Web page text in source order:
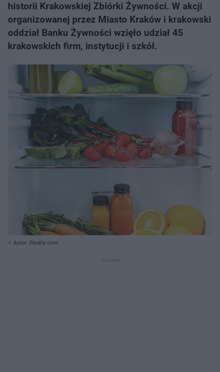
historii Krakowskiej Zbiórki Żywności. W akcji
organizowanej przez Miasto Kraków i krakowski
oddział Banku Żywności wzięło udział 45
krakowskich firm, instytucji i szkół.
Autor: Pexels.com